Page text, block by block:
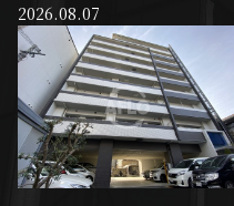
2026.08.07